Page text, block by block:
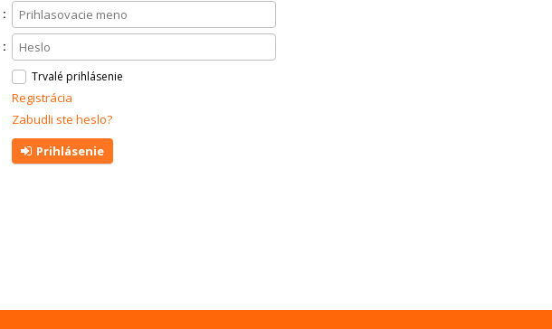
Trvalé prihlásenie
Registrácia
Zabudli ste heslo?
Prihlásenie